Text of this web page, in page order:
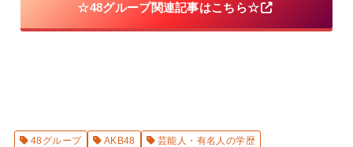
☆48グループ関連記事はこちら☆
48グループ AKB48 芸能人・有名人の学歴